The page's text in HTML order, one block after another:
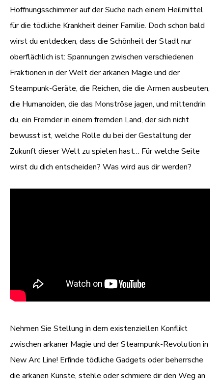
Hoffnungsschimmer auf der Suche nach einem Heilmittel
für die tödliche Krankheit deiner Familie. Doch schon bald
wirst du entdecken, dass die Schönheit der Stadt nur
oberflächlich ist: Spannungen zwischen verschiedenen
Fraktionen in der Welt der arkanen Magie und der
Steampunk-Geräte, die Reichen, die die Armen ausbeuten,
die Humanoiden, die das Monströse jagen, und mittendrin
du, ein Fremder in einem fremden Land, der sich nicht
bewusst ist, welche Rolle du bei der Gestaltung der
Zukunft dieser Welt zu spielen hast… Für welche Seite
wirst du dich entscheiden? Was wird aus dir werden?
Nehmen Sie Stellung in dem existenziellen Konflikt
zwischen arkaner Magie und der Steampunk-Revolution in
New Arc Line! Erfinde tödliche Gadgets oder beherrsche
die arkanen Künste, stehle oder schmiere dir den Weg an